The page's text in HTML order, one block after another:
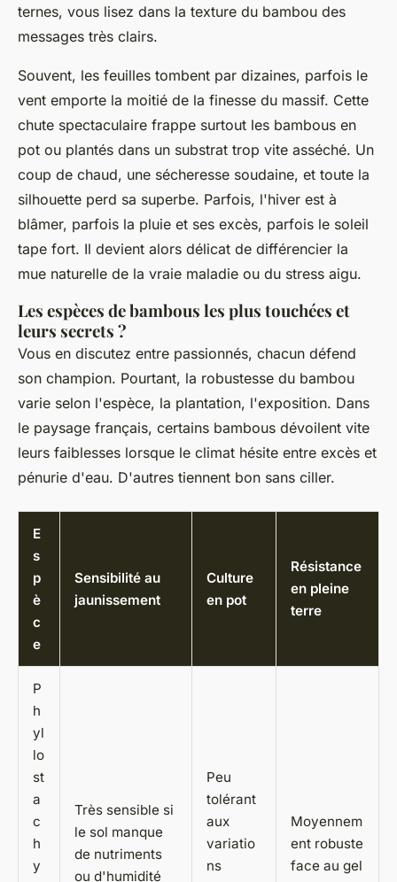
ternes, vous lisez dans la texture du bambou des
messages très clairs.
Souvent, les feuilles tombent par dizaines, parfois le
vent emporte la moitié de la finesse du massif. Cette
chute spectaculaire frappe surtout les bambous en
pot ou plantés dans un substrat trop vite asséché. Un
coup de chaud, une sécheresse soudaine, et toute la
silhouette perd sa superbe. Parfois, l'hiver est à
blâmer, parfois la pluie et ses excès, parfois le soleil
tape fort. Il devient alors délicat de différencier la
mue naturelle de la vraie maladie ou du stress aigu.
Les espèces de bambous les plus touchées et
leurs secrets ?
Vous en discutez entre passionnés, chacun défend
son champion. Pourtant, la robustesse du bambou
varie selon l'espèce, la plantation, l'exposition. Dans
le paysage français, certains bambous dévoilent vite
leurs faiblesses lorsque le climat hésite entre excès et
pénurie d'eau. D'autres tiennent bon sans ciller.
E
s
p
è
c
e
Sensibilité au
jaunissement
Culture
en pot
Résistance
en pleine
terre
P
h
yl
lo
st
a
c
h
y
Très sensible si
le sol manque
de nutriments
ou d'humidité
Peu
tolérant
aux
variatio
ns
Moyennem
ent robuste
face au gel